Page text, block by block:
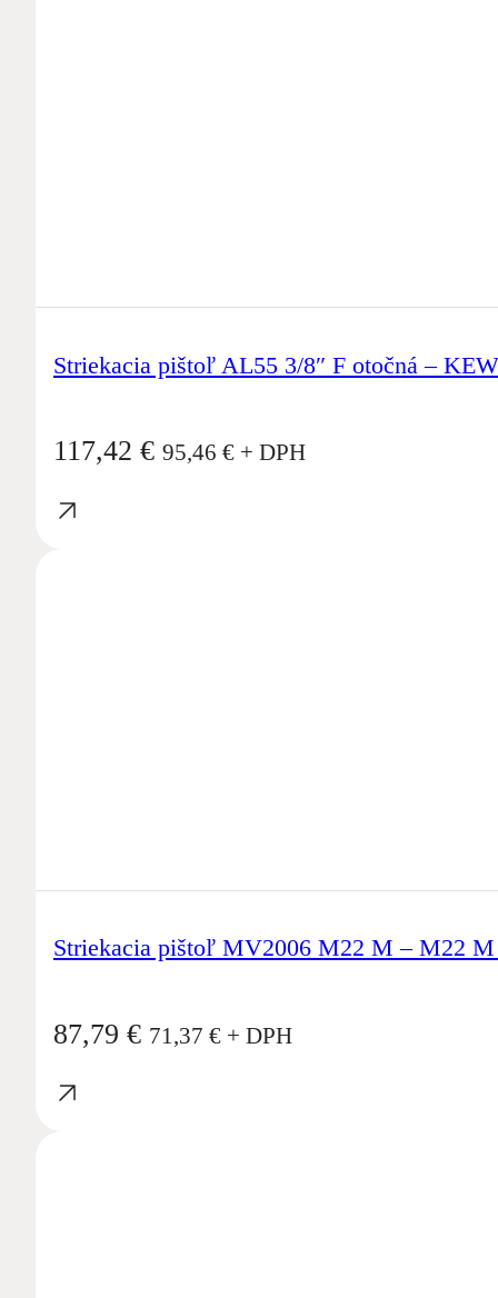
Striekacia pištoľ AL55 3/8″ F otočná – KEW
117,42 € 95,46 € + DPH
Striekacia pištoľ MV2006 M22 M – M22 M
87,79 € 71,37 € + DPH